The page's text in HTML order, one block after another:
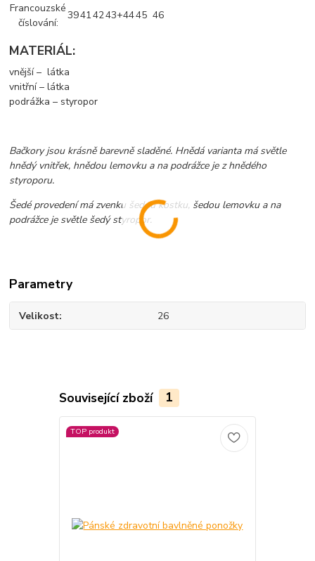
Francouzské
číslování:
39414243+4445 46
MATERIÁL:
vnější – látka
vnitřní – látka
podrážka – styropor
Bačkory jsou krásně barevně sladěné. Hnědá varianta má světle
hnědý vnitřek, hnědou lemovku a na podrážce je z hnědého
styroporu.
Šedé provedení má zvenku šedou kostku, šedou lemovku a na
podrážce je světle šedý styropor.
Parametry
Velikost 26
Související zboží 1
TOP produkt